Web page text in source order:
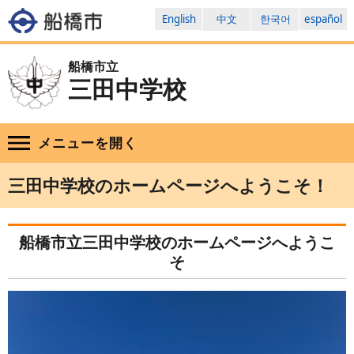
English 中文 한국어 español
船橋市立
三田中学校
メニューを開く
三田中学校のホームページへようこそ！
船橋市立三田中学校のホームページへようこ
そ